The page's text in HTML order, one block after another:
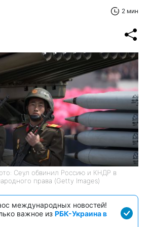
2 мин
Сеул обвинил Россию и КНДР в
права (Getty Images)
международных новостей!
важное из РБК-Украина в